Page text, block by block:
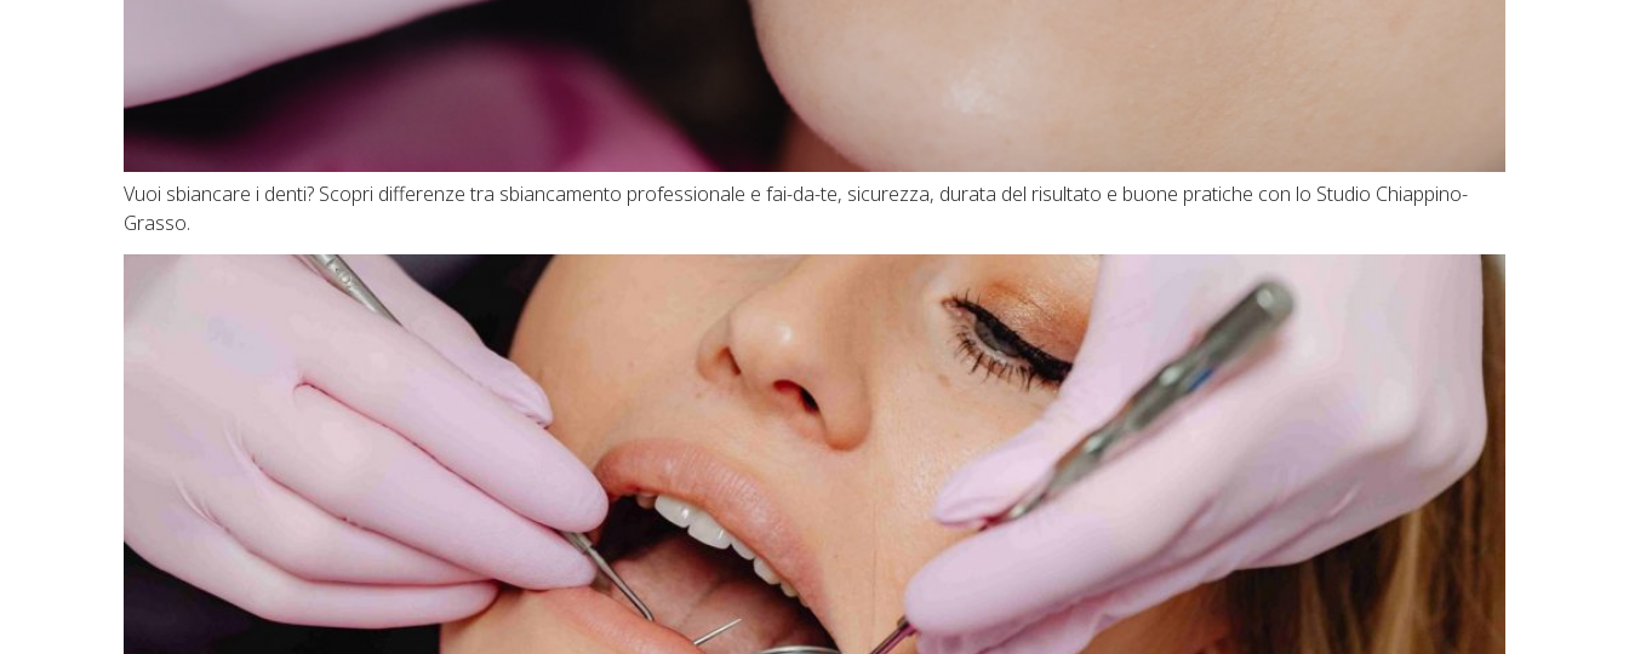
Vuoi sbiancare i denti? Scopri differenze tra sbiancamento professionale e fai-da-te, sicurezza, durata del risultato e buone pratiche con lo Studio Chiappino-
Grasso.